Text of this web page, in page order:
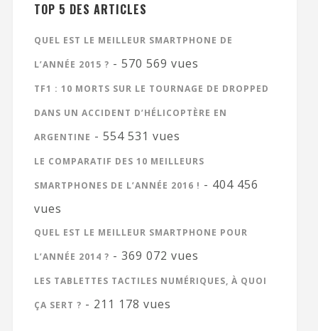
TOP 5 DES ARTICLES
QUEL EST LE MEILLEUR SMARTPHONE DE
L’ANNÉE 2015 ? - 570 569 vues
TF1 : 10 MORTS SUR LE TOURNAGE DE DROPPED
DANS UN ACCIDENT D’HÉLICOPTÈRE EN
ARGENTINE - 554 531 vues
LE COMPARATIF DES 10 MEILLEURS
SMARTPHONES DE L’ANNÉE 2016 ! - 404 456
vues
QUEL EST LE MEILLEUR SMARTPHONE POUR
L’ANNÉE 2014 ? - 369 072 vues
LES TABLETTES TACTILES NUMÉRIQUES, À QUOI
ÇA SERT ? - 211 178 vues